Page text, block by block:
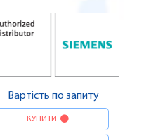
Вартість по запиту
КУПИТИ